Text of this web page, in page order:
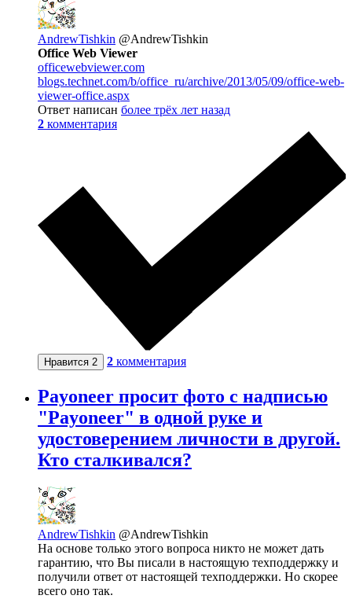
AndrewTishkin @AndrewTishkin
Office Web Viewer
officewebviewer.com
blogs.technet.com/b/office_ru/archive/2013/05/09/office-web-
viewer-office.aspx
Ответ написан более трёх лет назад
2 комментария
Нравится 2 2 комментария
Payoneer просит фото с надписью
"Payoneer" в одной руке и
удостоверением личности в другой.
Кто сталкивался?
AndrewTishkin @AndrewTishkin
На основе только этого вопроса никто не может дать
гарантию, что Вы писали в настоящую техподдержку и
получили ответ от настоящей техподдержки. Но скорее
всего оно так.